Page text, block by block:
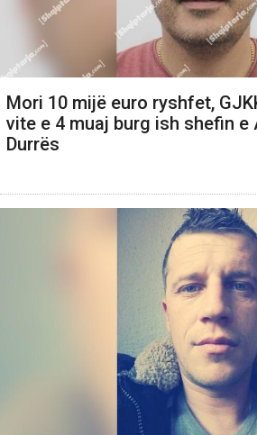
Mori 10 mijë euro ryshfet,
vite e 4 muaj burg ish shefin
Durrës